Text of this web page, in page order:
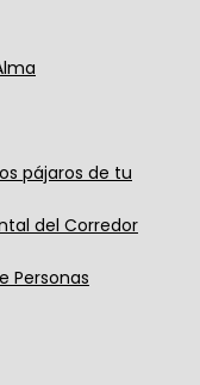
pájaros de tu
del Corredor
Personas